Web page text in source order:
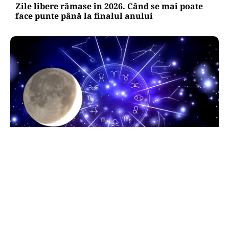
Zile libere rămase în 2026. Când se mai poate
face punte până la finalul anului